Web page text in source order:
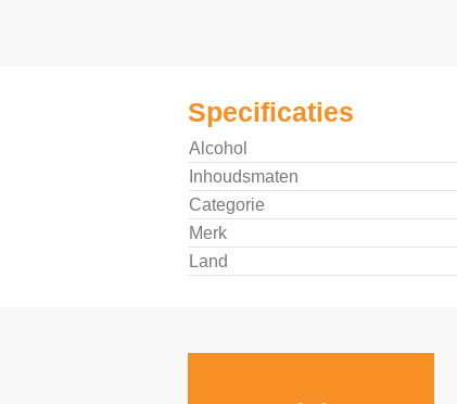
Specificaties
Alcohol
Inhoudsmaten
Categorie
Merk
Land